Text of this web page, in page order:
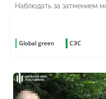
Наблюдать за затмением
Global green СЭС